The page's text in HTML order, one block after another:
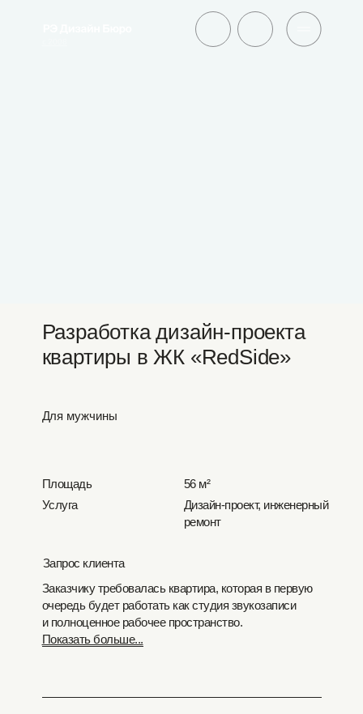
Разработка дизайн-проекта
квартиры в ЖК «RedSide»
Для мужчины
Площадь
Услуга
56 м²
Дизайн-проект, инженерный
ремонт
Запрос клиента
Заказчику требовалась квартира, которая в первую
очередь будет работать как студия звукозаписи
и полноценное рабочее пространство.
Показать больше...